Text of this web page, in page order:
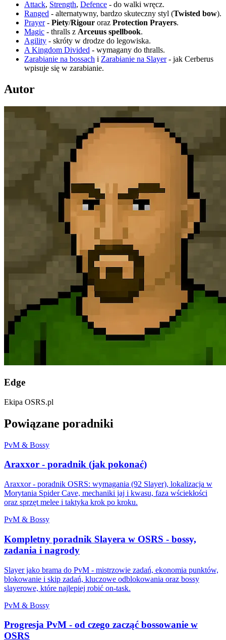
Attack, Strength, Defence - do walki wręcz.
Ranged - alternatywny, bardzo skuteczny styl (Twisted bow).
Prayer- Piety/Rigour oraz Protection Prayers.
Magic - thralls z Arceuus spellbook.
Agility - skróty w drodze do legowiska.
A Kingdom Divided - wymagany do thralls.
Zarabianie na bossach i Zarabianie na Slayer- jak Cerberus
wpisuje się w zarabianie.
Autor
Edge
Ekipa OSRS.pl
Powiązane poradniki
PvM & Bossy
Araxxor - poradnik (jak pokonać)
Araxxor - poradnik OSRS: wymagania (92 Slayer), lokalizacja w
Morytania Spider Cave, mechaniki jaj i kwasu, faza wściekłości
oraz sprzęt melee i taktyka krok po kroku.
PvM & Bossy
Kompletny poradnik Slayera w OSRS - bossy,
zadania i nagrody
Slayer jako brama do PvM - mistrzowie zadań, ekonomia punktów,
blokowanie i skip zadań, kluczowe odblokowania oraz bossy
slayerowe, które najlepiej robić on-task.
PvM & Bossy
Progresja PvM - od czego zacząć bossowanie w
OSRS